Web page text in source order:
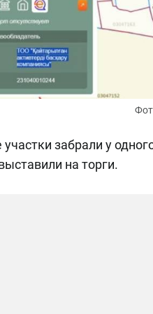
забрали у
на торги.